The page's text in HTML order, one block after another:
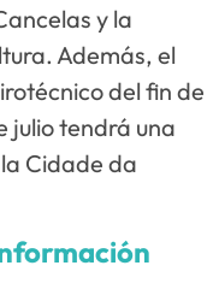
y la
Además, el
del fin de
julio tendrá una
Cidade da